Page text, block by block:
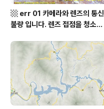
▩ err 01 카메라와 렌즈의 통신
불량 입니다. 렌즈 접점을 청소하